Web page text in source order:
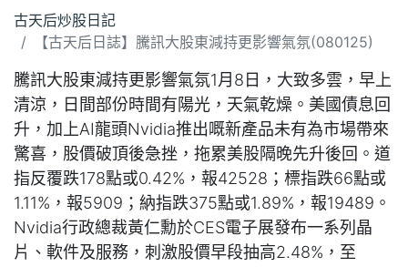
古天后炒股日記
【古天后日誌】騰訊大股東減持更影響氣氛(080125)
騰訊大股東減持更影響氣氛1月8日，大致多雲，早上
清涼，日間部份時間有陽光，天氣乾燥。美國債息回
升，加上AI龍頭Nvidia推出嘅新產品未有為市場帶來
驚喜，股價破頂後急挫，拖累美股隔晚先升後回。道
指反覆跌178點或0.42%，報42528；標指跌66點或
1.11%，報5909；納指跌375點或1.89%，報19489。
Nvidia行政總裁黃仁勳於CES電子展發布一系列晶
片、軟件及服務，刺激股價早段抽高2.48%，至